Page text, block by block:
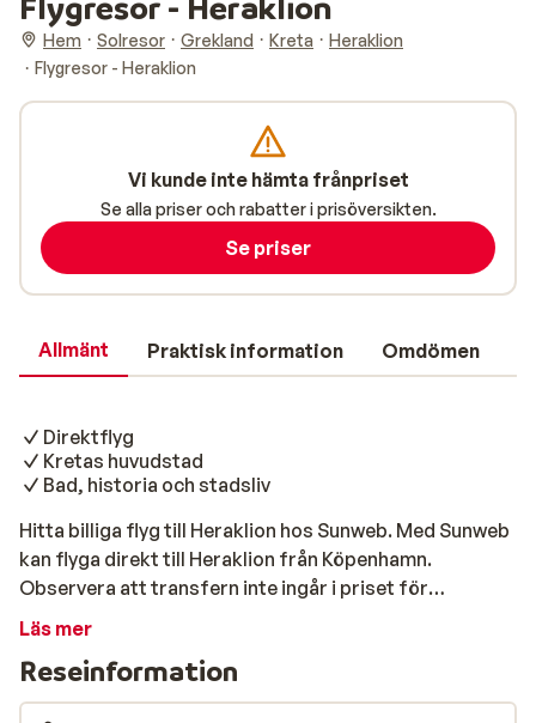
Hem Solresor Grekland Kreta
Heraklion
Flygresor - Heraklion
Allmänt Praktisk information Omdömen
Direktflyg
Kretas huvudstad
Bad, historia och stadsliv
Hitta billiga flyg till Heraklion hos Sunweb. Med Sunweb
kan flyga direkt till Heraklion från Köpenhamn.
Observera att transfern inte ingår i priset för
flygbiljetter. Du kan läsa mer om Sunwebs flygbiljetter
Läs mer
Reseinformation
Vi kunde inte hämta frånpriset
Se alla priser och rabatter i prisöversikten.
Se priser